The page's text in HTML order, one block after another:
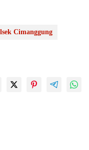
Cimanggung